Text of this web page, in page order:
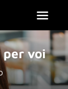
voi